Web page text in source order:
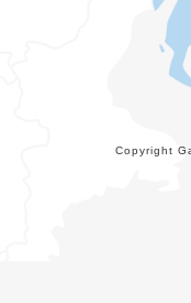
Copyright